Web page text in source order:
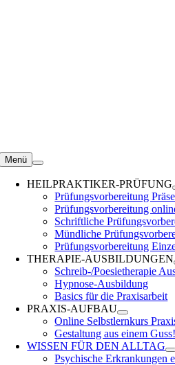
Menü
HEILPRAKTIKER-PRÜFUNG
Prüfungsvorbereitung
Prüfungsvorbereitung
Schriftliche
Mündliche
Prüfungsvorbereitung
THERAPIE-AUSBILDUNGEN
Schreib-/Poesietherapie
Hypnose-Ausbildung
Basics für die Praxisarbeit
PRAXIS-AUFBAU
Online Selbstlernkurs
Gestaltung aus einem Guss!
WISSEN FÜR DEN ALLTAG
Psychische Erkrankungen